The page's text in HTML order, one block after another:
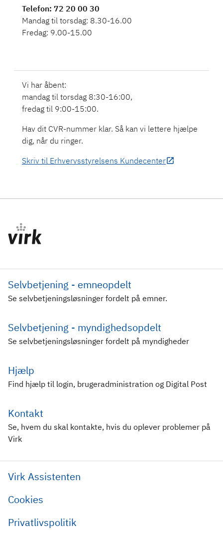
Telefon: 72 20 00 30
Mandag til torsdag: 8.30-16.00
Fredag: 9.00-15.00
Vi har åbent:
mandag til torsdag 8:30-16:00,
fredag til 9:00-15:00.
Hav dit CVR-nummer klar. Så kan vi lettere hjælpe
dig, når du ringer.
Skriv til Erhvervsstyrelsens Kundecenter
Selvbetjening - emneopdelt
Se selvbetjeningsløsninger fordelt på emner.
Selvbetjening - myndighedsopdelt
Se selvbetjeningsløsninger fordelt på myndigheder
Hjælp
Find hjælp til login, brugeradministration og Digital Post
Kontakt
Se, hvem du skal kontakte, hvis du oplever problemer på
Virk
Virk Assistenten
Cookies
Privatlivspolitik